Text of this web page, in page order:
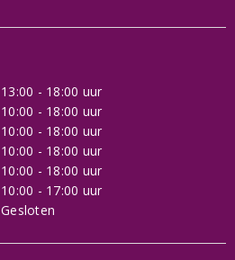
13:00 - 18:00 uur
10:00 - 18:00 uur
10:00 - 18:00 uur
10:00 - 18:00 uur
10:00 - 18:00 uur
10:00 - 17:00 uur
Gesloten